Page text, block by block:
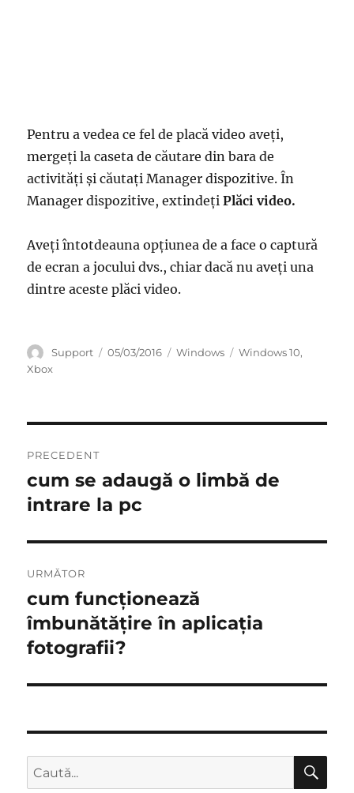
Pentru a vedea ce fel de placă video aveți,
mergeți la caseta de căutare din bara de
activități și căutați Manager dispozitive. În
Manager dispozitive, extindețiPlăci video.
Aveți întotdeauna opțiunea de a face o captură
de ecran a jocului dvs., chiar dacă nu aveți una
dintre aceste plăci video.
Autor
Support
Publicat
05/03/2016 Categorii
Windows Etichete
Windows 10,
Xbox
în
articole
PRECEDENT
Articolul
anterior:
cum se adaugă o limbă de
intrare la pc
URMĂTOR
Articolul
următor:
cum funcționează
îmbunătățire în aplicația
fotografii?
Caută
după: